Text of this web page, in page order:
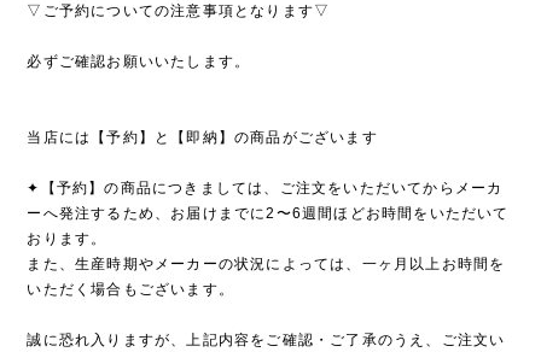
▽ご予約についての注意事項となります▽
必ずご確認お願いいたします。
当店には【予約】と【即納】の商品がございます
✦【予約】の商品につきましては、ご注文をいただいてからメーカ
ーへ発注するため、お届けまでに2〜6週間ほどお時間をいただいて
おります。
また、生産時期やメーカーの状況によっては、一ヶ月以上お時間を
いただく場合もございます。
誠に恐れ入りますが、上記内容をご確認・ご了承のうえ、ご注文い